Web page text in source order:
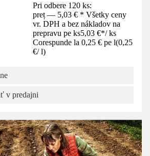
Pri odbere 120 ks:
preț — 5,03 € * Všetky ceny
vr. DPH a bez nákladov na
prepravu pe ks5,03 €*/ ks
Corespunde la 0,25 € pe l(0,25
€/ l)
v predajni